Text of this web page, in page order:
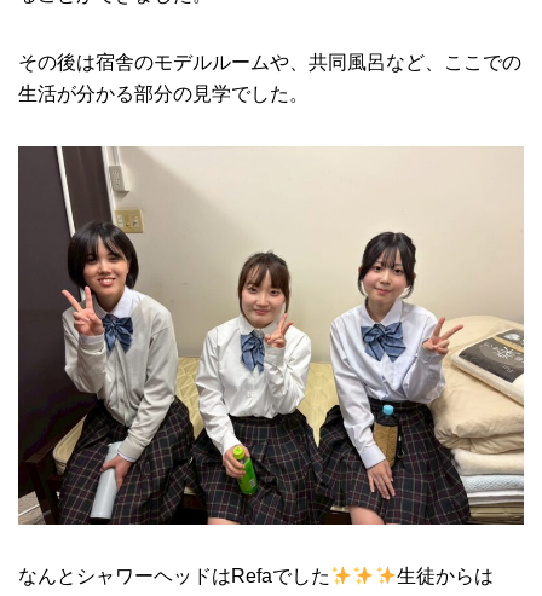
その後は宿舎のモデルルームや、共同風呂など、ここでの
生活が分かる部分の見学でした。
なんとシャワーヘッドはRefaでした
生徒からは